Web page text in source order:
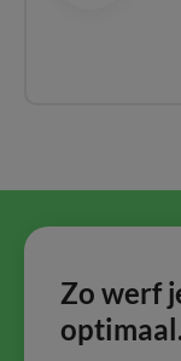
Zo werf